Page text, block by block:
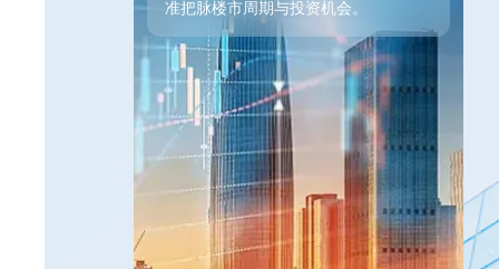
准把脉楼市周期与投资机会。